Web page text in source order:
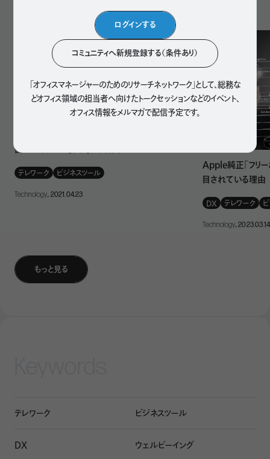
ログインする
コミュニティへ新規登録する（条件あり）
「オフィスマネージャーのためのリサーチネットワーク」として、総務な
どオフィス領域の担当者へ向けたトークセッションなどのイベント、
オフィス情報をメルマガで配信予定です。
「立地の良さ」に加え、「自由に挑戦できそうなユニー
クなファシリティ」というポイントがとても魅力的でした。さら
に、取り壊し寸前で
低コストでの入居が実現できることもあ
、このビルを獲得したいと思いました。
――確かに、5棟の建物の位置関係だったり、サイズだった
りがユニークで、「自由に挑戦できる」というのがとてもしっく
のかと疑問に
。新しいチャレンジをする場所
つかって。
もっと見る
倒してみた！～導入時に大切な3つのこと～
テレワーク ビジネスツール
Technology, 2021.04.23
Apple純正「フリー
目されている理由
DX テレワーク
Technology, 2023.03.14
テレワーク ビジネスツール
DX ウェルビーイング